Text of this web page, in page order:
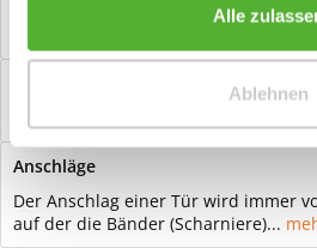
Alle
Ablehnen
Anschläge
Der Anschlag einer Tür wird immer
auf der die Bänder (Scharniere)...